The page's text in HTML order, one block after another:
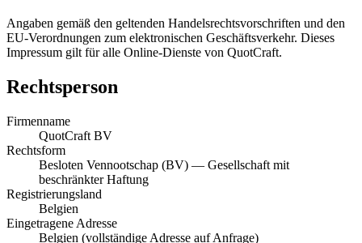
Angaben gemäß den geltenden Handelsrechtsvorschriften und den
EU-Verordnungen zum elektronischen Geschäftsverkehr. Dieses
Impressum gilt für alle Online-Dienste von QuotCraft.
Rechtsperson
Firmenname
QuotCraft BV
Rechtsform
Besloten Vennootschap (BV) — Gesellschaft mit
beschränkter Haftung
Registrierungsland
Belgien
Eingetragene Adresse
Belgien (vollständige Adresse auf Anfrage)